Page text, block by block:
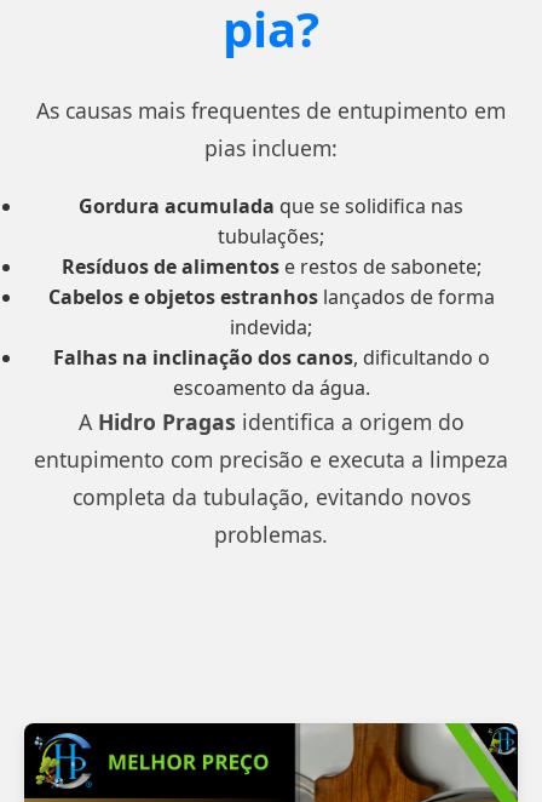
pia?
As causas mais frequentes de entupimento em
pias incluem:
Gordura acumulada que se solidifica nas
tubulações;
Resíduos de alimentose restos de sabonete;
Cabelos e objetos estranhoslançados de forma
indevida;
Falhas na inclinação dos canos, dificultando o
escoamento da água.
A Hidro Pragas identifica a origem do
entupimento com precisão e executa a limpeza
completa da tubulação, evitando novos
problemas.